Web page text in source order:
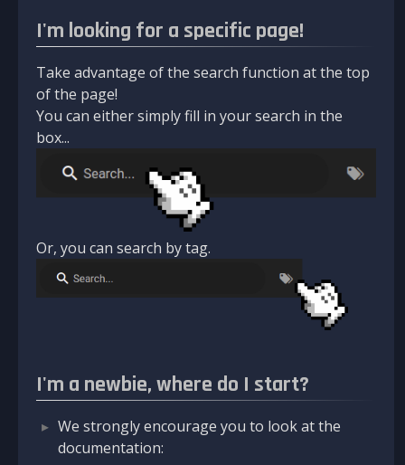
I'm looking for a specific page!
Take advantage of the search function at the top
of the page!
You can either simply fill in your search in the
box...
Or, you can search by tag.
I'm a newbie, where do I start?
We strongly encourage you to look at the
documentation: